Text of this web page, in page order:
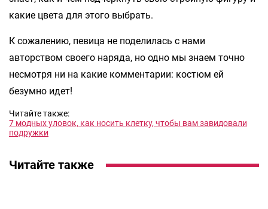
какие цвета для этого выбрать.
К сожалению, певица не поделилась с нами
авторством своего наряда, но одно мы знаем точно
несмотря ни на какие комментарии: костюм ей
безумно идет!
Читайте также:
7 модных уловок, как носить клетку, чтобы вам завидовали
подружки
Читайте также